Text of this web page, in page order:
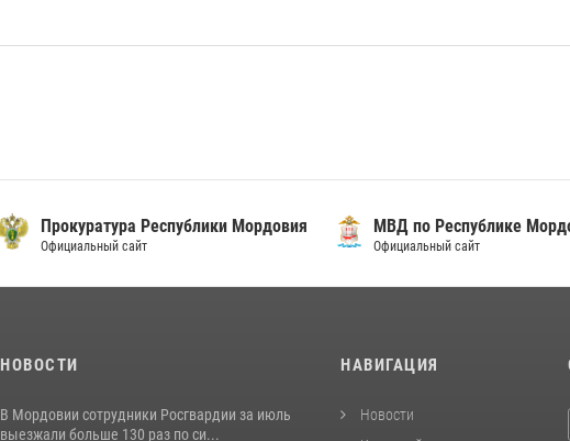
Прокуратура Республики Мордовия
Официальный сайт
МВД по Республике
Официальный сайт
НОВОСТИ
В Мордовии сотрудники Росгвардии за июль
выезжали больше 130 раз по си...
НАВИГАЦИЯ
Новости